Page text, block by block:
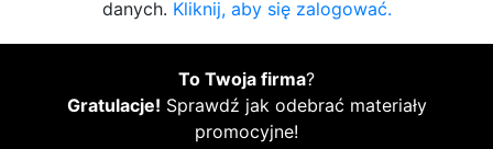
danych. Kliknij, aby się zalogować.
To Twoja firma?
Gratulacje! Sprawdź jak odebrać materiały
promocyjne!